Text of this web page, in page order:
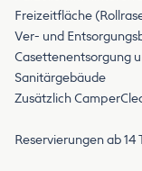
Freizeitfläche
Ver- und
Casettenentsorgung
Sanitärgebäude
Zusätzlich
Reservierungen ab